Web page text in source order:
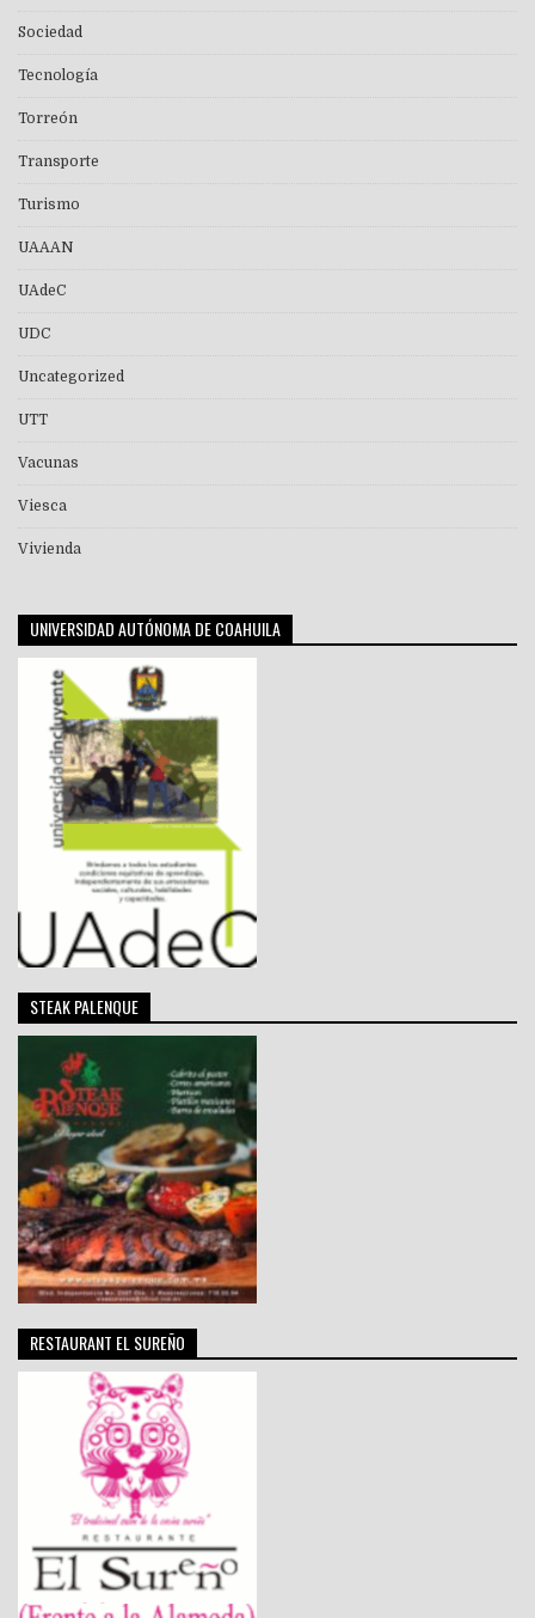
Sociedad
Tecnología
Torreón
Transporte
Turismo
UAAAN
UAdeC
UDC
Uncategorized
UTT
Vacunas
Viesca
Vivienda
UNIVERSIDAD AUTÓNOMA DE COAHUILA
STEAK PALENQUE
RESTAURANT EL SUREÑO